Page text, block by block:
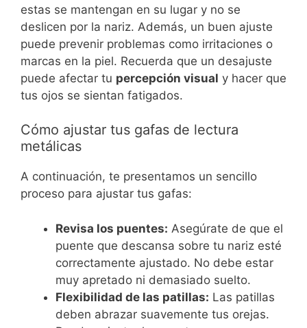
estas se mantengan en su lugar y no se
deslicen por la nariz. Además, un buen ajuste
puede prevenir problemas como irritaciones o
marcas en la piel. Recuerda que un desajuste
puede afectar tu percepción visual y hacer que
tus ojos se sientan fatigados.
Cómo ajustar tus gafas de lectura
metálicas
A continuación, te presentamos un sencillo
proceso para ajustar tus gafas:
Revisa los puentes: Asegúrate de que el
puente que descansa sobre tu nariz esté
correctamente ajustado. No debe estar
muy apretado ni demasiado suelto.
Flexibilidad de las patillas: Las patillas
deben abrazar suavemente tus orejas.